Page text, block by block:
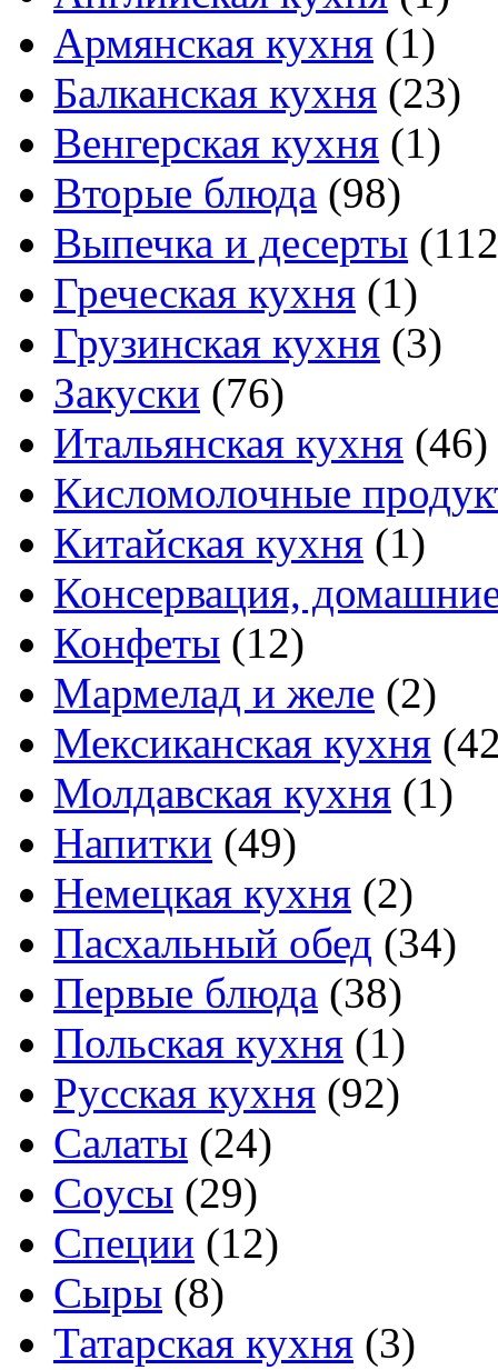
Армянская кухня (1)
Балканская кухня (23)
Венгерская кухня (1)
Вторые блюда (98)
Выпечка и десерты
Греческая кухня (1)
Грузинская кухня (3)
Закуски (76)
Итальянская кухня (46)
Кисломолочные
Китайская кухня (1)
Консервация,
Конфеты (12)
Мармелад и желе (2)
Мексиканская кухня
Молдавская кухня (1)
Напитки (49)
Немецкая кухня (2)
Пасхальный обед (34)
Первые блюда (38)
Польская кухня (1)
Русская кухня (92)
Салаты (24)
Соусы (29)
Специи (12)
Сыры (8)
Татарская кухня (3)